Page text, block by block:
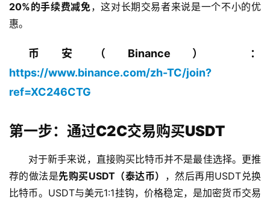
20%的手续费减免，这对长期交易者来说是一个不小的优
惠。
币安（Binance） ：
https://www.binance.com/zh-TC/join?
ref=XC246CTG
第一步：通过C2C交易购买USDT
对于新手来说，直接购买比特币并不是最佳选择。更推
荐的做法是先购买USDT（泰达币）
，然后再用USDT兑换
比特币。USDT与美元1:1挂钩，价格稳定，是加密货币交易